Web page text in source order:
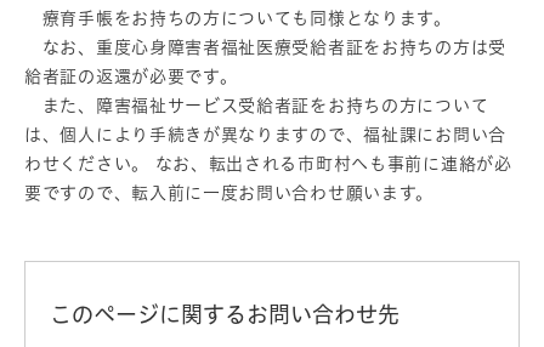
療育手帳をお持ちの方についても同様となります。
なお、重度心身障害者福祉医療受給者証をお持ちの方は受
給者証の返還が必要です。
また、障害福祉サービス受給者証をお持ちの方について
は、個人により手続きが異なりますので、福祉課にお問い合
わせください。 なお、転出される市町村へも事前に連絡が必
要ですので、転入前に一度お問い合わせ願います。
このページに関するお問い合わせ先